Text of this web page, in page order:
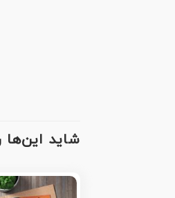
شاید این‌ها